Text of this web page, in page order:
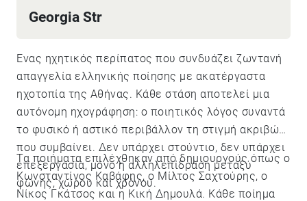
Georgia Str
Ένας ηχητικός περίπατος που συνδυάζει ζωντανή
απαγγελία ελληνικής ποίησης με ακατέργαστα
ηχοτοπία της Αθήνας. Κάθε στάση αποτελεί μια
αυτόνομη ηχογράφηση: ο ποιητικός λόγος συναντά
το φυσικό ή αστικό περιβάλλον τη στιγμή ακριβώς
που συμβαίνει. Δεν υπάρχει στούντιο, δεν υπάρχει
επεξεργασία, μόνο η αλληλεπίδραση μεταξύ
φωνής, χώρου και χρόνου.
Τα ποιήματα επιλέχθηκαν από δημιουργούς όπως ο
Κωνσταντίνος Καβάφης, ο Μίλτος Σαχτούρης, ο
Νίκος Γκάτσος και η Κική Δημουλά. Κάθε ποίημα